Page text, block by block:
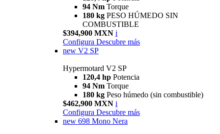
94 Nm Torque
180 kg PESO HÚMEDO SIN
COMBUSTIBLE
$394,900 MXN i
Configura Descubre más
new V2 SP
Hypermotard V2 SP
120,4 hp Potencia
94 Nm Torque
180 kg Peso húmedo (sin combustible)
$462,900 MXN i
Configura Descubre más
new 698 Mono Nera